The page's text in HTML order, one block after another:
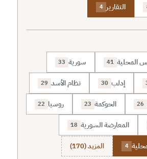
التقارير 4
المحلية 41 سورية 33
إدلب 30 نظام الأسد 29
26 الحوكمة 23 روسيا 22
المعارضة السورية 18
4 المزيد (170)